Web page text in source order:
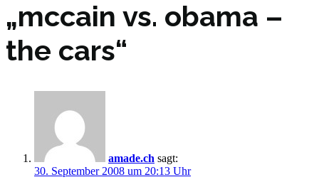
„mccain vs. obama –
the cars“
amade.ch sagt:
30. September 2008 um 20:13 Uhr